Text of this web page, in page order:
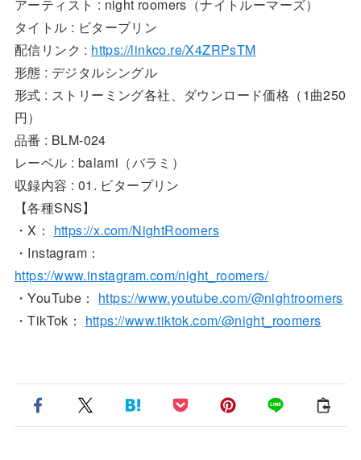
アーティスト : night roomers（ナイトルーマーズ）
タイトル : ビタープリン
配信リンク : https://linkco.re/X4ZRPsTM
形態 : デジタルシングル
形式 : ストリーミング各社、ダウンロード価格（1曲250
円）
品番 : BLM-024
レーベル : balami（バラミ）
収録内容 : 01. ビタープリン
【各種SNS】
・X： https://x.com/NightRoomers
・Instagram：
https://www.instagram.com/night_roomers/
・YouTube： https://www.youtube.com/@nightroomers
・TikTok： https://www.tiktok.com/@night_roomers